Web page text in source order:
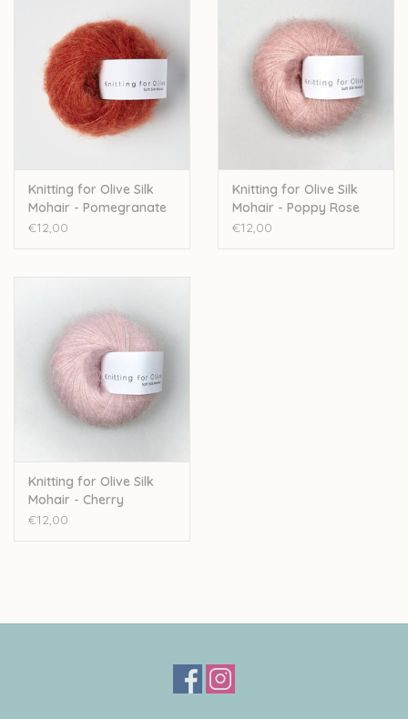
ethische, technisch en omgevingsfactoren, wat resulteert in
een garen zonder schadelijk stoffen.
25g – 225 m
70% mohair–30% zijde
Handwas
Knitting for Olive Silk
Mohair - Pomegranate
€12,00
Knitting for Olive Silk
Mohair - Poppy Rose
€12,00
Knitting for Olive Silk
Mohair - Cherry
Blossem
€12,00